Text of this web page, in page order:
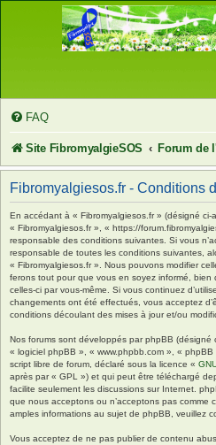
FAQ
Site FibromyalgieSOS Forum de
Fibromyalgiesos.fr - Conditions
En accédant à « Fibromyalgiesos.fr » (désigné
« Fibromyalgiesos.fr », « https://
responsable des conditions suivantes. Si vous
responsable de toutes les conditions suivantes,
« Fibromyalgiesos.fr ». Nous pouvons modifier
ferons tout pour que vous en soyez informé, bien
celles-ci par vous-même. Si vous continuez
changements ont été effectués, vous acceptez
conditions découlant des mises à jour et/ou
Nos forums sont développés par phpBB (désigné
« logiciel phpBB », « www.phpbb.com », «
script libre de forum, déclaré sous la licence «
après par « GPL ») et qui peut être téléchargé
facilite seulement les discussions sur Internet.
que nous acceptons ou n’acceptons pas comme
amples informations au sujet de phpBB, veuillez
Vous acceptez de ne pas publier de contenu